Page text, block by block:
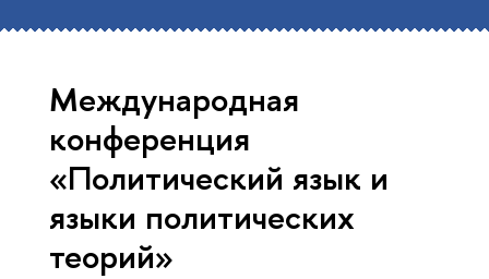
Международная
конференция
«Политический язык и
языки политических
теорий»